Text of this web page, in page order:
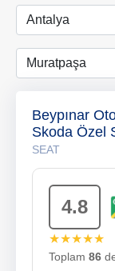
Beypınar
Skoda Özel
SEAT
4.8
★★★★★
Toplam 86